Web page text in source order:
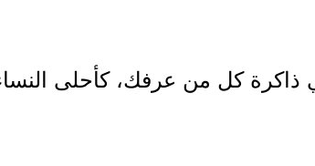
ذاكرة كل من عرفك، كأحلى